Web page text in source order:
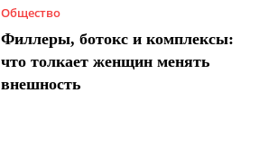
Общество
Филлеры, ботокс и комплексы:
что толкает женщин менять
внешность